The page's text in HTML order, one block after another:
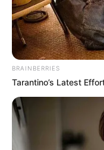
BRAINBERRIES
Tarantino’s Latest